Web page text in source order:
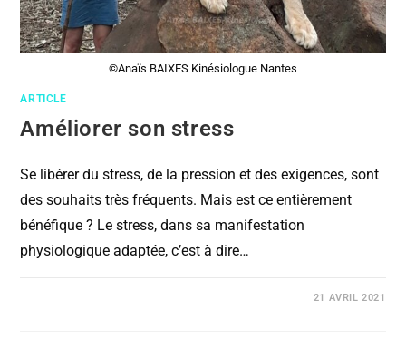
©Anaïs BAIXES Kinésiologue Nantes
ARTICLE
Améliorer son stress
Se libérer du stress, de la pression et des exigences, sont
des souhaits très fréquents. Mais est ce entièrement
bénéfique ? Le stress, dans sa manifestation
physiologique adaptée, c’est à dire…
21 AVRIL 2021